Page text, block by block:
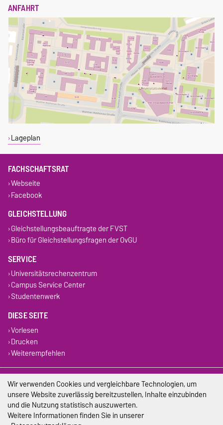
ANFAHRT
Lageplan
FACHSCHAFTSRAT
Webseite
Facebook
GLEICHSTELLUNG
Gleichstellungsbeauftragte der FVST
Büro für Gleichstellungsfragen der OvGU
SERVICE
Universitätsrechenzentrum
Campus Service Center
Studentenwerk
DIESE SEITE
Vorlesen
Drucken
Weiterempfehlen
Impressum
Datenschutz
Barrierefreiheit
Wir verwenden Cookies und vergleichbare Technologien, um
unsere Website zuverlässig bereitzustellen, Inhalte einzubinden
und die Nutzung statistisch auszuwerten.
Weitere Informationen finden Sie in unserer